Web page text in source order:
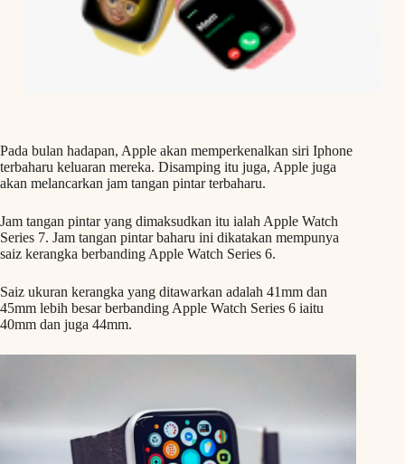
Pada bulan hadapan, Apple akan memperkenalkan siri Iphone
terbaharu keluaran mereka. Disamping itu juga, Apple juga
akan melancarkan jam tangan pintar terbaharu.
Jam tangan pintar yang dimaksudkan itu ialah Apple Watch
Series 7. Jam tangan pintar baharu ini dikatakan mempunya
saiz kerangka berbanding Apple Watch Series 6.
Saiz ukuran kerangka yang ditawarkan adalah 41mm dan
45mm lebih besar berbanding Apple Watch Series 6 iaitu
40mm dan juga 44mm.